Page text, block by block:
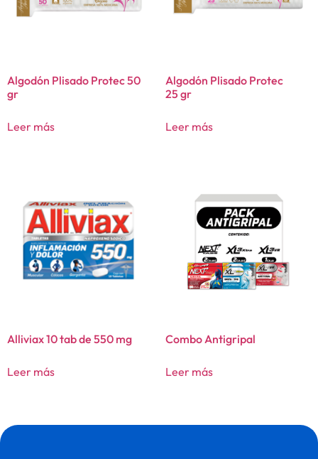
Algodón Plisado Protec 50
gr
Leer más
Algodón Plisado Protec
25 gr
Leer más
Alliviax 10 tab de 550 mg
Leer más
Combo Antigripal
Leer más